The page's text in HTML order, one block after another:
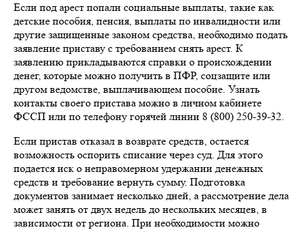
Если под арест попали социальные выплаты, такие как
детские пособия, пенсия, выплаты по инвалидности или
другие защищенные законом средства, необходимо подать
заявление приставу с требованием снять арест. К
заявлению прикладываются справки о происхождении
денег, которые можно получить в ПФР, соцзащите или
другом ведомстве, выплачивающем пособие. Узнать
контакты своего пристава можно в личном кабинете
ФССП или по телефону горячей линии 8 (800) 250-39-32.
Если пристав отказал в возврате средств, остается
возможность оспорить списание через суд. Для этого
подается иск о неправомерном удержании денежных
средств и требование вернуть сумму. Подготовка
документов занимает несколько дней, а рассмотрение дела
может занять от двух недель до нескольких месяцев, в
зависимости от региона. При необходимости можно